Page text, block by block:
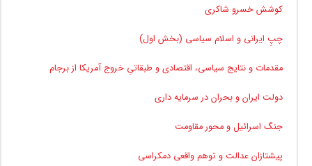
کوشش خسرو شاکری
چپِ ایرانی و اسلام سیاسی (بخش اول)
مقدمات و نتایج سیاسی، اقتصادی و طبقاتیِ خروج آمریکا از برجام
دولت ایران و بحران در سرمایه داری
جنگ اسرائیل و محور مقاومت
پیشتازان عدالت و توهم واقعی دمکراسی